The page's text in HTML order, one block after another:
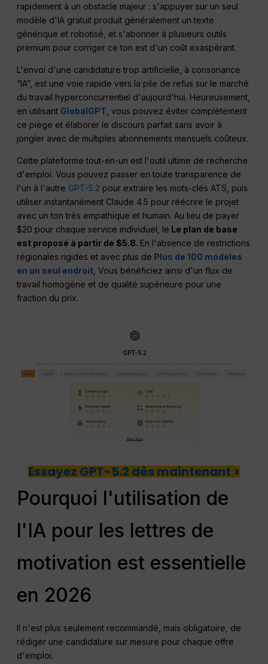
rapidement à un obstacle majeur : s'appuyer sur un seul
modèle d'IA gratuit produit généralement un texte
générique et robotisé, et s'abonner à plusieurs outils
premium pour corriger ce ton est d'un coût exaspérant.
L'envoi d'une candidature trop artificielle, à consonance
“IA”, est une voie rapide vers la pile de refus sur le marché
du travail hyperconcurrentiel d'aujourd'hui. Heureusement,
en utilisant GlobalGPT , vous pouvez éviter complètement
ce piège et élaborer le discours parfait sans avoir à
jongler avec de multiples abonnements mensuels coûteux.
Cette plateforme tout-en-un est l'outil ultime de recherche
d'emploi. Vous pouvez passer en toute transparence de
l'un à l'autre GPT-5.2 pour extraire les mots-clés ATS, puis
utiliser instantanément Claude 4.5 pour réécrire le projet
avec un ton très empathique et humain. Au lieu de payer
$20 pour chaque service individuel, le Le plan de base
est proposé à partir de $5.8. En l'absence de restrictions
régionales rigides et avec plus de Plus de 100 modèles
en un seul endroit, Vous bénéficiez ainsi d'un flux de
travail homogène et de qualité supérieure pour une
fraction du prix.
Essayez GPT-5.2 dès maintenant >
Pourquoi l'utilisation de
l'IA pour les lettres de
motivation est essentielle
en 2026
Il n'est plus seulement recommandé, mais obligatoire, de
rédiger une candidature sur mesure pour chaque offre
d'emploi.